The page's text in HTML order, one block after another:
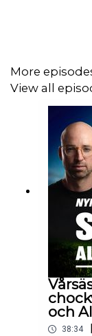
Allsvenskan,
mer med ett
kronor i
https://
att ta del av
Det är lördag
genom att
Allsvenskan.
Vi går igenom
spekulerar
matchbilden
More
View all
och
38:34